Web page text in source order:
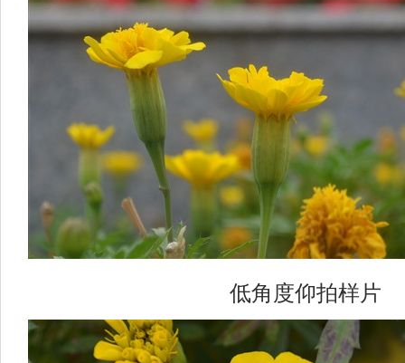
低角度仰拍样片